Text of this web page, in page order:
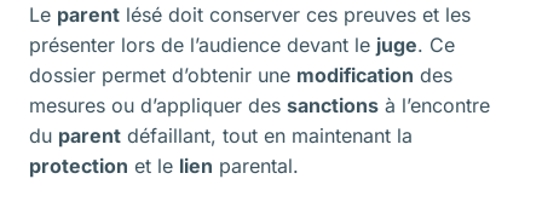
Le parent lésé doit conserver ces preuves et les
présenter lors de l’audience devant le juge. Ce
dossier permet d’obtenir une modification des
mesures ou d’appliquer des sanctions à l’encontre
du parent défaillant, tout en maintenant la
protection et le lien parental.